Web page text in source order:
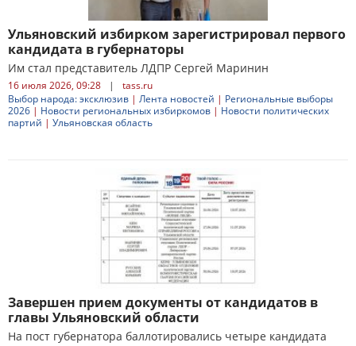
Ульяновский избирком зарегистрировал первого
кандидата в губернаторы
Им стал представитель ЛДПР Сергей Маринин
16 июля 2026, 09:28 |
tass.ru
Выбор народа: эксклюзив | Лента новостей | Региональные выборы
2026 | Новости региональных избиркомов | Новости политических
партий | Ульяновская область
Завершен прием документы от кандидатов в
главы Ульяновский области
На пост губернатора баллотировались четыре кандидата